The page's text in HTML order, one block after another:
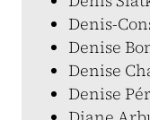
Denis-
Denise
Denise
Denise